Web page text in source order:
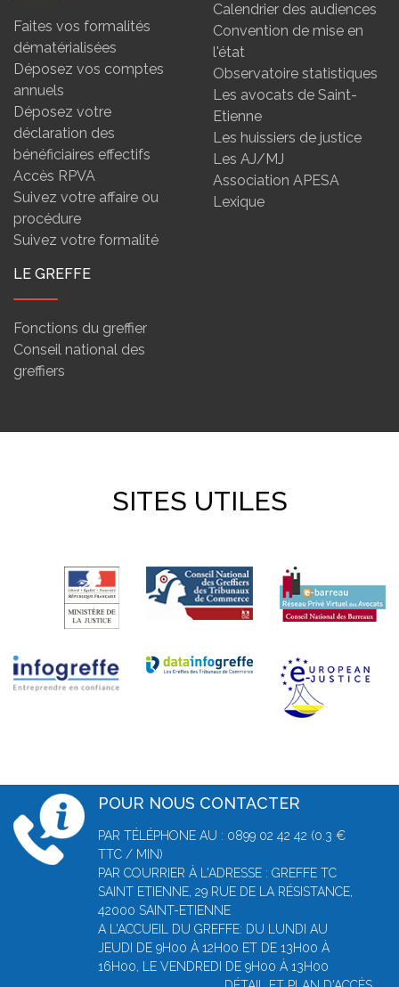
Faites vos formalités
dématérialisées
Déposez vos comptes
annuels
Déposez votre
déclaration des
bénéficiaires effectifs
Accès RPVA
Suivez votre affaire ou
procédure
Suivez votre formalité
Calendrier des audiences
Convention de mise en
l'état
Observatoire statistiques
Les avocats de Saint-
Etienne
Les huissiers de justice
Les AJ/MJ
Association APESA
Lexique
LE GREFFE
Fonctions du greffier
Conseil national des
greffiers
SITES UTILES
POUR NOUS CONTACTER
PAR TÉLÉPHONE AU : 0899 02 42 42 (0.3 €
TTC / MIN)
PAR COURRIER À L'ADRESSE : GREFFE TC
SAINT ETIENNE, 29 RUE DE LA RÉSISTANCE,
42000 SAINT-ETIENNE
A L'ACCUEIL DU GREFFE: DU LUNDI AU
JEUDI DE 9H00 À 12H00 ET DE 13H00 À
16H00, LE VENDREDI DE 9H00 À 13H00